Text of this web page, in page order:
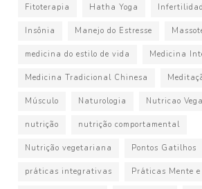
Fitoterapia Hatha Yoga
Insônia Manejo do Estresse
medicina do estilo de vida Medicina
Medicina Tradicional Chinesa
Músculo Naturologia Nutricao
nutrição nutrição comportamental
Nutrição vegetariana Pontos Gatilhos
práticas integrativas Práticas Mente e